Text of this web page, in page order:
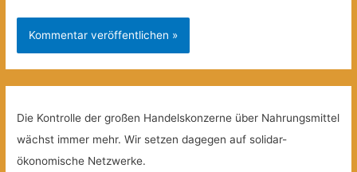
Die Kontrolle der großen Handelskonzerne über Nahrungsmittel
wächst immer mehr. Wir setzen dagegen auf solidar-
ökonomische Netzwerke.